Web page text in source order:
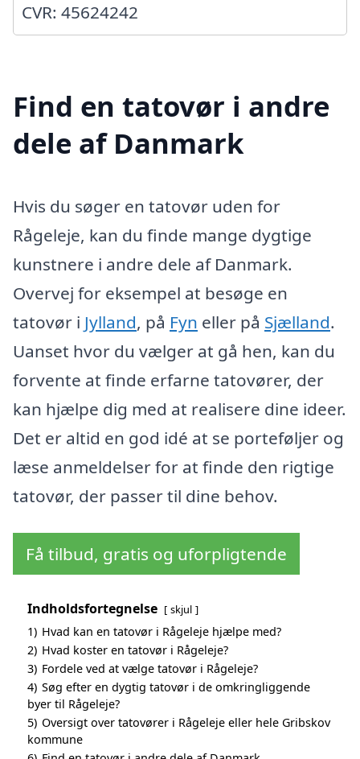
CVR: 45624242
Find en tatovør i andre
dele af Danmark
Hvis du søger en tatovør uden for
Rågeleje, kan du finde mange dygtige
kunstnere i andre dele af Danmark.
Overvej for eksempel at besøge en
tatovør i Jylland, på Fyn eller på Sjælland.
Uanset hvor du vælger at gå hen, kan du
forvente at finde erfarne tatovører, der
kan hjælpe dig med at realisere dine ideer.
Det er altid en god idé at se porteføljer og
læse anmeldelser for at finde den rigtige
tatovør, der passer til dine behov.
Få tilbud, gratis og uforpligtende
Indholdsfortegnelse skjul
1) Hvad kan en tatovør i Rågeleje hjælpe med?
2) Hvad koster en tatovør i Rågeleje?
3) Fordele ved at vælge tatovør i Rågeleje?
4) Søg efter en dygtig tatovør i de omkringliggende
byer til Rågeleje?
5) Oversigt over tatovører i Rågeleje eller hele Gribskov
kommune